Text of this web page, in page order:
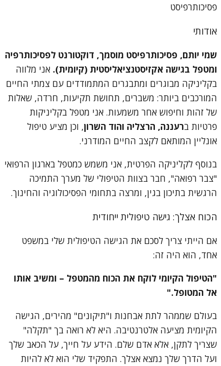
פסיכותרפיסט
אודותי
שמי יותם, פסיכותרפיסט מוסמך, דוקטורנט לפסיכותרפיה
ומטפל בגישה אקזיסטנציאליסטית (קיומית). אני מלווה
בקליניקה מבוגרים ומתבגרים המתמודדים עם צמתי החיים
המורכבים ביותר: משברים, תחושת תקיעות, חרדה, שאלות
של זהות וחיפוש אחר משמעות. אני מטפל בקליניקות
פרטיות ברעננה, הרצליה והוד השרון, וכן מציע טיפול
אונליין המותאם לקצב החיים המודרני.
בנוסף לקליניקה הפרטית, אני משמש כמטפל בארגון הרפואי
"צבר רפואה", חבר בצוות הטיפולי של מערך התמיכה
הרגשית בתיכון בגין, ומרצה בתחומי הפסיכולוגיה והחינוך.
הכוח אצלך: גישה טיפולית ייחודית
אם הייתי צריך לסכם את הגישה הטיפולית שלי במשפט
אחד, הוא היה זה:
"הטיפול הקיומי לוקח את הכוח מהמטפל – ומשיב אותו
אל המטופל."
בעולם שממהר לתת אבחנות ו"תיקונים" מהירים, הגישה
הקיומית מציעה אלטרנטיבה. היא לא רואה בך "תקלה"
שצריך לתקן, אלא אדם שלם. הידע על חייך, על הכאב שלך
ועל הדרך שלך נמצא אצלך. התפקיד שלי הוא לא להיות